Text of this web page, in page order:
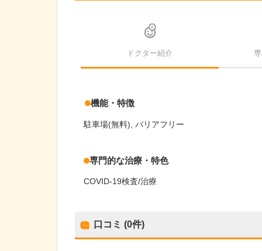
ドクター紹介
機能・特徴
駐車場(無料) バリアフリー
専門的な治療・特色
COVID-19検査/治療
口コミ (0件)